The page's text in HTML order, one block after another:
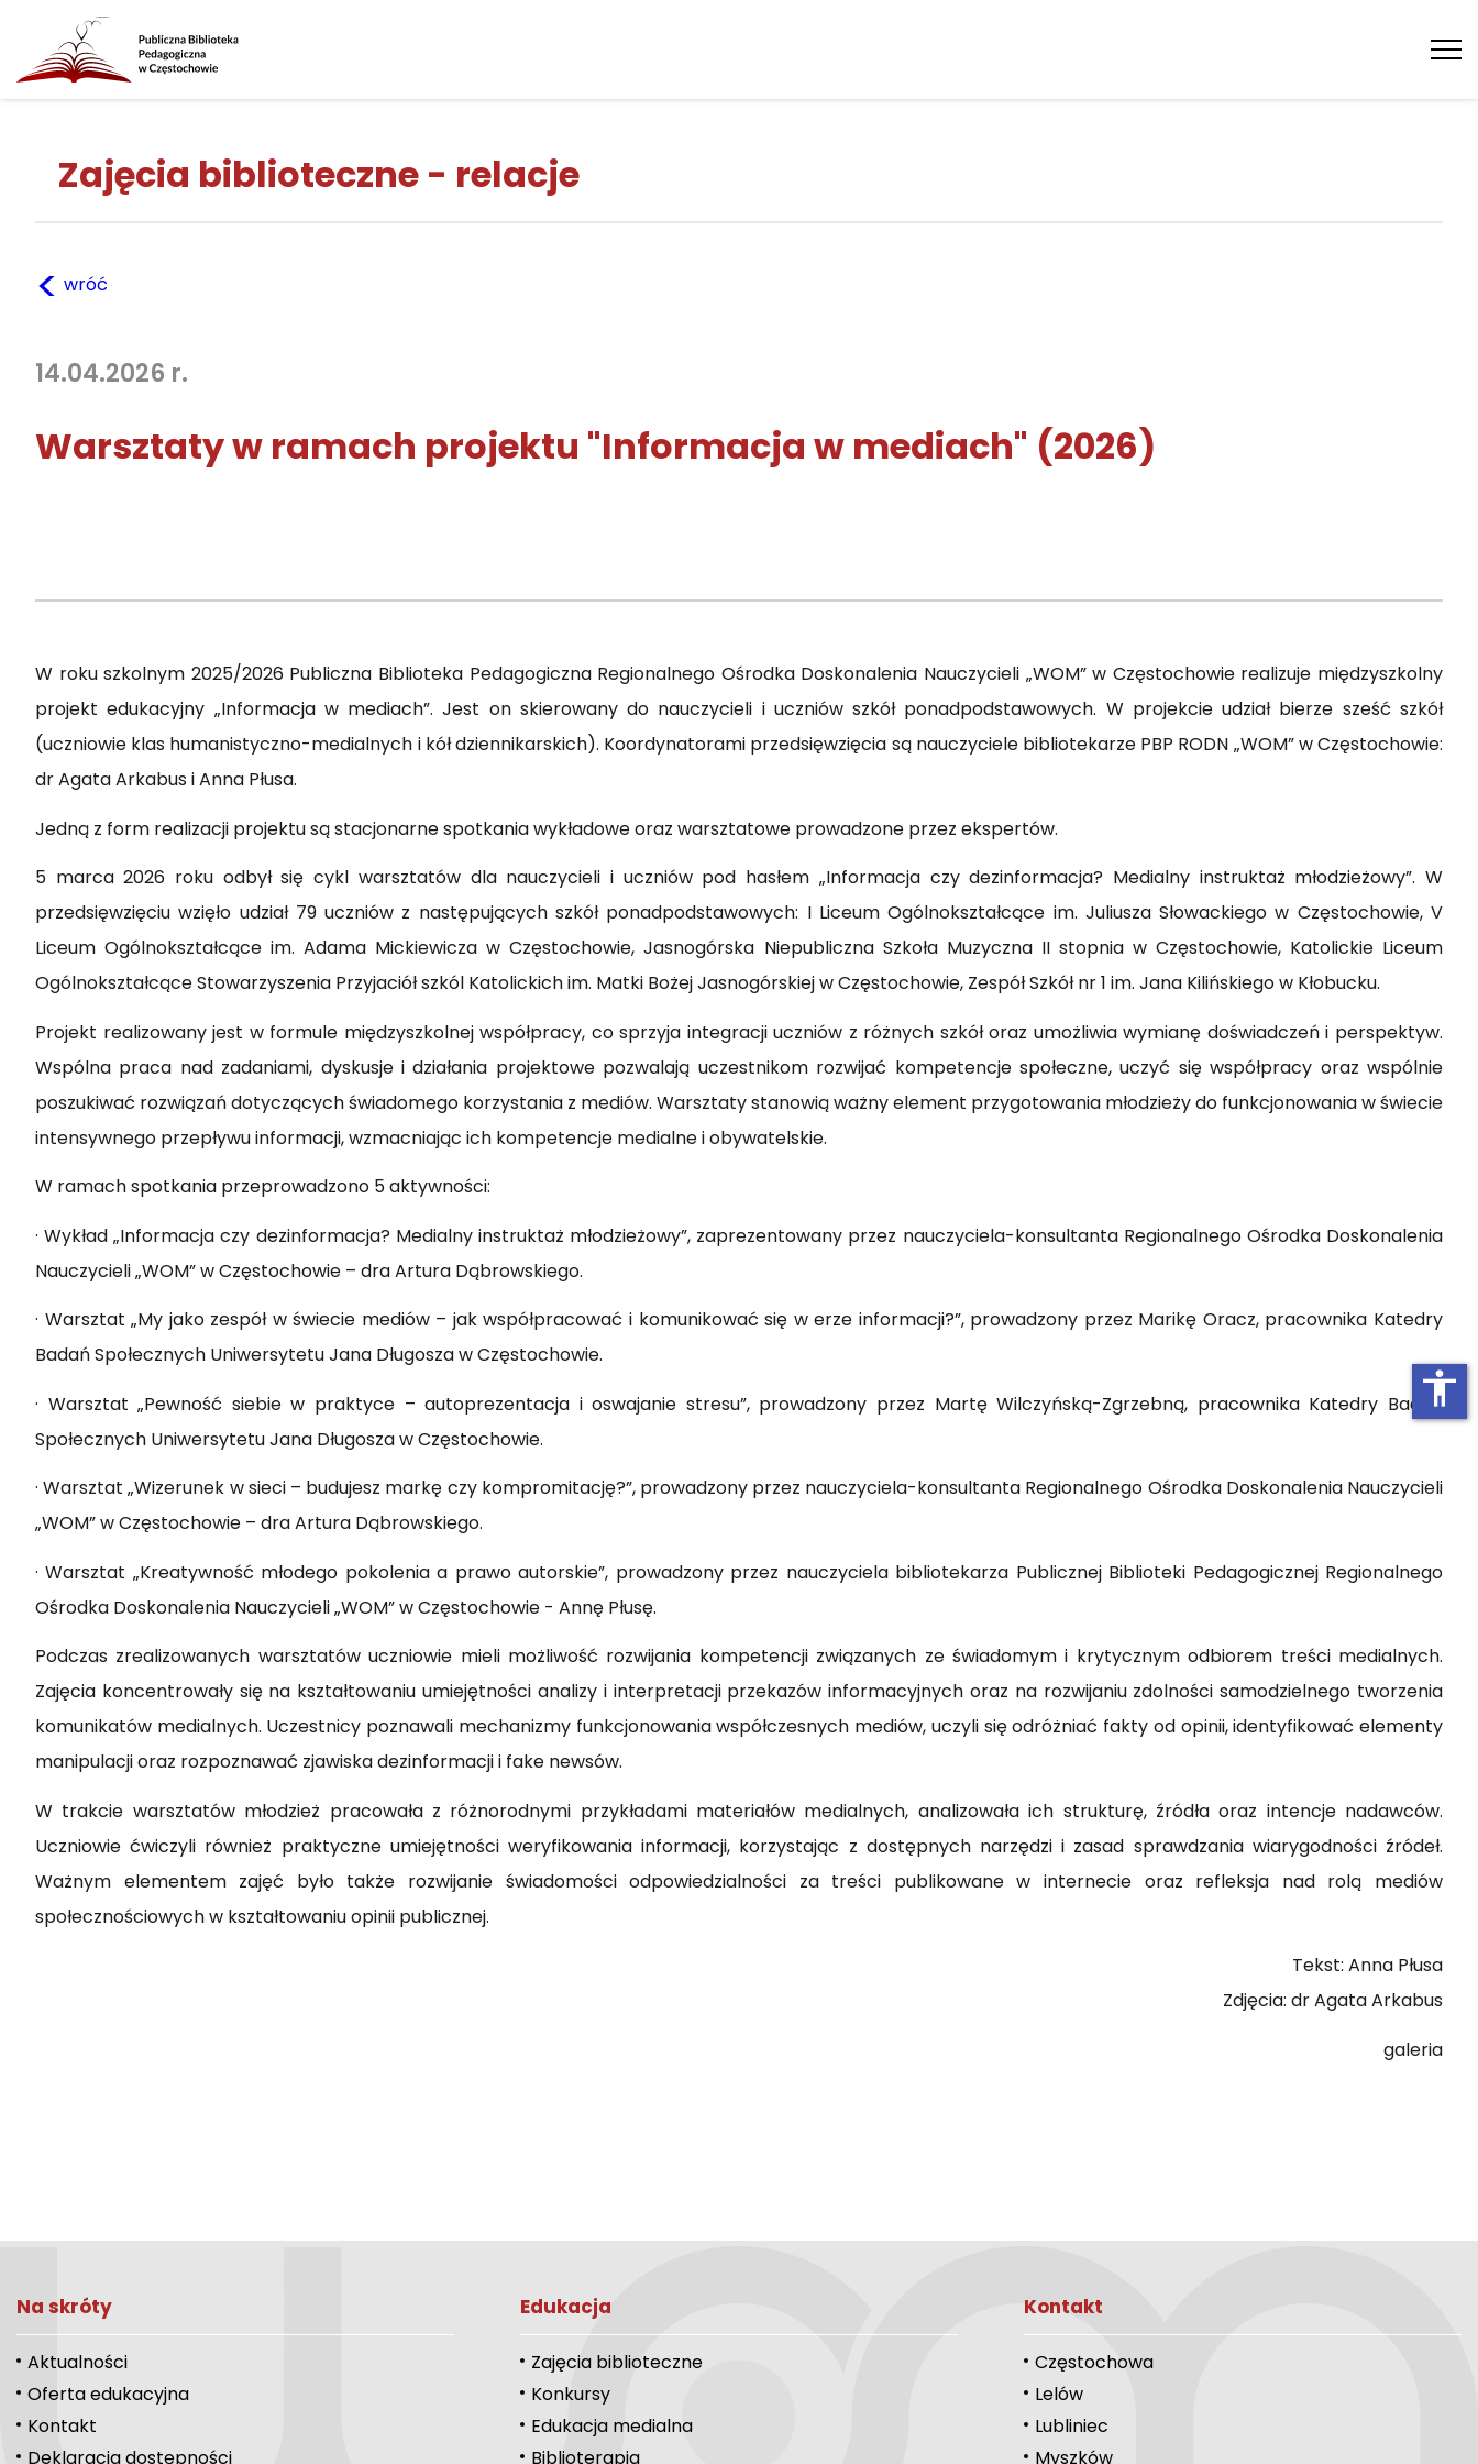
Zajęcia biblioteczne - relacje
< wróć
14.04.2026 r.
Warsztaty w ramach projektu "Informacja w mediach" (2026)
W roku szkolnym 2025/2026 Publiczna Biblioteka Pedagogiczna Regionalnego Ośrodka Doskonalenia Nauczycieli „WOM” w Częstochowie realizuje międzyszkolny
projekt edukacyjny „Informacja w mediach”. Jest on skierowany do nauczycieli i uczniów szkół ponadpodstawowych. W projekcie udział bierze sześć szkół
(uczniowie klas humanistyczno-medialnych i kół dziennikarskich). Koordynatorami przedsięwzięcia są nauczyciele bibliotekarze PBP RODN „WOM” w Częstochowie:
dr Agata Arkabus i Anna Płusa.
Jedną z form realizacji projektu są stacjonarne spotkania wykładowe oraz warsztatowe prowadzone przez ekspertów.
5 marca 2026 roku odbył się cykl warsztatów dla nauczycieli i uczniów pod hasłem „Informacja czy dezinformacja? Medialny instruktaż młodzieżowy”. W
przedsięwzięciu wzięło udział 79 uczniów z następujących szkół ponadpodstawowych: I Liceum Ogólnokształcące im. Juliusza Słowackiego w Częstochowie, V
Liceum Ogólnokształcące im. Adama Mickiewicza w Częstochowie, Jasnogórska Niepubliczna Szkoła Muzyczna II stopnia w Częstochowie, Katolickie Liceum
Ogólnokształcące Stowarzyszenia Przyjaciół szkól Katolickich im. Matki Bożej Jasnogórskiej w Częstochowie, Zespół Szkół nr 1 im. Jana Kilińskiego w Kłobucku.
Projekt realizowany jest w formule międzyszkolnej współpracy, co sprzyja integracji uczniów z różnych szkół oraz umożliwia wymianę doświadczeń i perspektyw.
Wspólna praca nad zadaniami, dyskusje i działania projektowe pozwalają uczestnikom rozwijać kompetencje społeczne, uczyć się współpracy oraz wspólnie
poszukiwać rozwiązań dotyczących świadomego korzystania z mediów. Warsztaty stanowią ważny element przygotowania młodzieży do funkcjonowania w świecie
intensywnego przepływu informacji, wzmacniając ich kompetencje medialne i obywatelskie.
W ramach spotkania przeprowadzono 5 aktywności:
· Wykład „Informacja czy dezinformacja? Medialny instruktaż młodzieżowy”, zaprezentowany przez nauczyciela-konsultanta Regionalnego Ośrodka Doskonalenia
Nauczycieli „WOM” w Częstochowie – dra Artura Dąbrowskiego.
· Warsztat „My jako zespół w świecie mediów – jak współpracować i komunikować się w erze informacji?”, prowadzony przez Marikę Oracz, pracownika Katedry
Badań Społecznych Uniwersytetu Jana Długosza w Częstochowie.
· Warsztat „Pewność siebie w praktyce – autoprezentacja i oswajanie stresu”, prowadzony przez Martę Wilczyńską-Zgrzebną, pracownika Katedry Badań
Społecznych Uniwersytetu Jana Długosza w Częstochowie.
· Warsztat „Wizerunek w sieci – budujesz markę czy kompromitację?”, prowadzony przez nauczyciela-konsultanta Regionalnego Ośrodka Doskonalenia Nauczycieli
„WOM” w Częstochowie – dra Artura Dąbrowskiego.
· Warsztat „Kreatywność młodego pokolenia a prawo autorskie”, prowadzony przez nauczyciela bibliotekarza Publicznej Biblioteki Pedagogicznej Regionalnego
Ośrodka Doskonalenia Nauczycieli „WOM” w Częstochowie - Annę Płusę.
Podczas zrealizowanych warsztatów uczniowie mieli możliwość rozwijania kompetencji związanych ze świadomym i krytycznym odbiorem treści medialnych.
Zajęcia koncentrowały się na kształtowaniu umiejętności analizy i interpretacji przekazów informacyjnych oraz na rozwijaniu zdolności samodzielnego tworzenia
komunikatów medialnych. Uczestnicy poznawali mechanizmy funkcjonowania współczesnych mediów, uczyli się odróżniać fakty od opinii, identyfikować elementy
manipulacji oraz rozpoznawać zjawiska dezinformacji i fake newsów.
W trakcie warsztatów młodzież pracowała z różnorodnymi przykładami materiałów medialnych, analizowała ich strukturę, źródła oraz intencje nadawców.
Uczniowie ćwiczyli również praktyczne umiejętności weryfikowania informacji, korzystając z dostępnych narzędzi i zasad sprawdzania wiarygodności źródeł.
Ważnym elementem zajęć było także rozwijanie świadomości odpowiedzialności za treści publikowane w internecie oraz refleksja nad rolą mediów
społecznościowych w kształtowaniu opinii publicznej.
Tekst: Anna Płusa
Zdjęcia: dr Agata Arkabus
galeria
Na skróty
Aktualności
Oferta edukacyjna
Kontakt
Deklaracja dostępności
Edukacja
Zajęcia biblioteczne
Konkursy
Edukacja medialna
Biblioterapia
Kontakt
Częstochowa
Lelów
Lubliniec
Myszków
accessibility